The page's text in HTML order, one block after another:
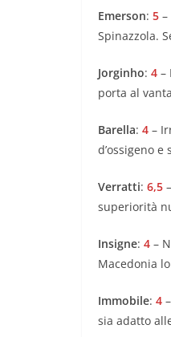
Emerson: 5
Spinazzola.
Jorginho: 4 –
porta al
Barella: 4 –
d’ossigeno e
Verratti: 6,5
superiorità
Insigne: 4 –
Macedonia
Immobile: 4
sia adatto